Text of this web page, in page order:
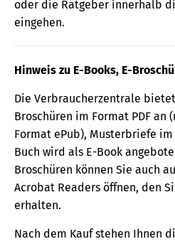
oder die Ratgeber innerhalb
eingehen.
Hinweis zu E-Books, E-
Die Verbraucherzentrale
Broschüren im Format PDF an
Format ePub), Musterbriefe im
Buch wird als E-Book
Broschüren können Sie auch
Acrobat Readers öffnen, den
erhalten.
Nach dem Kauf stehen Ihnen